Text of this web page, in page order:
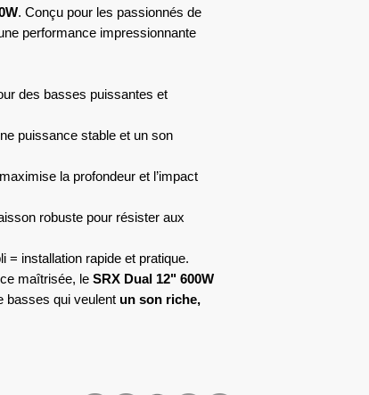
. Conçu pour les passionnés de
performance impressionnante
des basses puissantes et
puissance stable et un son
la profondeur et l’impact
robuste pour résister aux
= installation rapide et pratique.
maîtrisée, le SRX Dual 12" 600W
basses qui veulent un son riche,